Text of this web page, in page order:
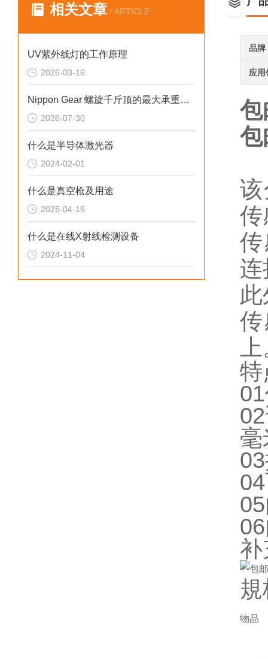
相关文章 / ARTICLE
UV紫外线灯的工作原理
2026-03-16
Nippon Gear 螺旋千斤顶的最大承重是多少
2026-07-30
什么是半导体激光器
2024-02-01
什么是真空枪及用途
2025-04-16
什么是在线X射线检测设备
2024-11-04
品牌
应用
包
包
传
特
毫
补
物品